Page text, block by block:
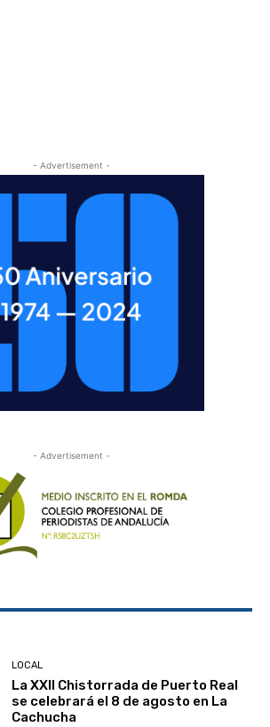
- Advertisement -
- Advertisement -
LOCAL
La XXII Chistorrada de Puerto Real
se celebrará el 8 de agosto en La
Cachucha